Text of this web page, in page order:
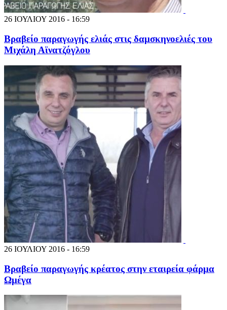
26 ΙΟΥΛΙΟΥ 2016 - 16:59
Βραβείο παραγωγής ελιάς στις δαμσκηνοελιές του
Μιχάλη Αϊνατζόγλου
26 ΙΟΥΛΙΟΥ 2016 - 16:59
Βραβείο παραγωγής κρέατος στην εταιρεία φάρμα
Ωμέγα